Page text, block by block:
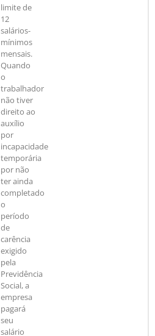
limite de
12
salários-
mínimos
mensais.
Quando
o
trabalhador
não tiver
direito ao
auxílio
por
incapacidade
temporária
por não
ter ainda
completado
o
período
de
carência
exigido
pela
Previdência
Social, a
empresa
pagará
seu
salário